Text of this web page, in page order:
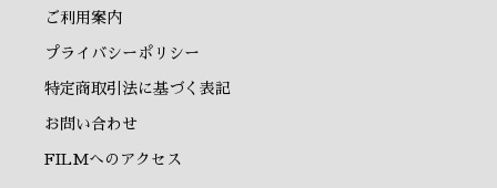
ご利用案内
プライバシーポリシー
特定商取引法に基づく表記
お問い合わせ
FILMへのアクセス